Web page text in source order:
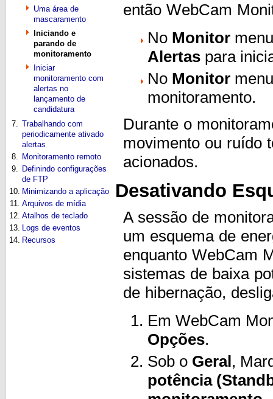
Uma área de
mascaramento
Iniciando e
parando de
monitoramento
Iniciar
monitoramento com
alertas no
lançamento de
candidatura
7. Trabalhando com
periodicamente ativado
alertas
8. Monitoramento remoto
9. Definindo configurações
de FTP
10. Minimizando a aplicação
11. Arquivos de mídia
12. Atalhos de teclado
13. Logs de eventos
14. Recursos
então WebCam
No Monitor
Alertas para
No Monitor
monitoramento.
Durante o
movimento ou ruído
acionados.
Desativando
A sessão de
um esquema de
enquanto WebCam
sistemas de baixa
de hibernação,
Em WebCam
Opções.
Sob o Geral ,
potência